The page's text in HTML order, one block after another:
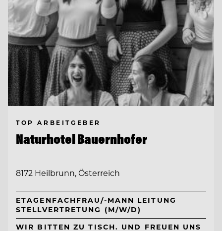
TOP ARBEITGEBER
Naturhotel Bauernhofer
8172 Heilbrunn, Österreich
ETAGENFACHFRAU/-MANN LEITUNG
STELLVERTRETUNG (M/W/D)
WIR BITTEN ZU TISCH. UND FREUEN UNS